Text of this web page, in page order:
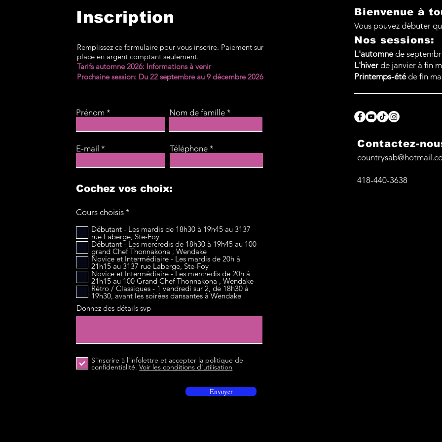
L'été qui s'achève,
Cowboy Up - Kaylee Bell Feuille
si=P
Shelton Feuille
Inscription
Remplissez ce formulaire pour vous inscrire. Paiement sur
place en argent comptant seulement.
Tarifs automne 2026: Informations à venir
Prochaine session: Du 22 septembre au 9 décembre 2026
Prénom Nom de famille
E-mail Téléphone
Cochez vos choix:
Cours choisis *
l
i
g
a
t
o
i
r
e
Débutant - Les mardis de 18h30 à 19h45 au 3137
rue Laberge, Ste-Foy
Débutant - Les mercredis de 18h30 à 19h45 au 100
grand Chef Thonnakona , Wendake
Novice et Intermédiaire - Les mardis de 20h à
21h15 au 3137 rue Laberge, Ste-Foy
Novice et Intermédiaire - Les mercredis de 20h à
21h15 au 100 Grand Chef Thonnakona , Wendake
Rétro / Classiques - 1 vendredi sur 2, de 18h30 à
19h30, avant les soirées dansantes à Wendake
Donnez des détails svp
S’inscrire à l’infolettre et accepter la politique de
confidentialité. Voir les conditions d'utilisation
Envoyer
Bienvenue à
Vous pouvez débuter
Nos sessions:
L'automne de septe
L'hiverde janvier à fin m
Printemps-étéde fin
Contactez-
418-440-3638